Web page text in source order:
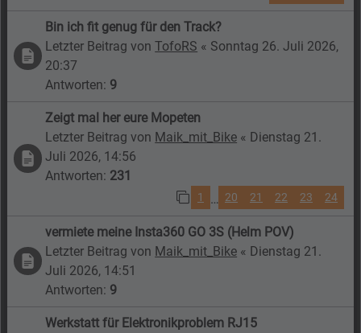
Bin ich fit genug für den Track?
Letzter Beitrag vonTofoRS « Sonntag 26. Juli 2026,
20:37
Antworten: 9
Zeigt mal her eure Mopeten
Letzter Beitrag von Maik_mit_Bike « Dienstag 21.
Juli 2026, 14:56
Antworten: 231
1 … 20 21 22 23 24
vermiete meine Insta360 GO 3S (Helm POV)
Letzter Beitrag von Maik_mit_Bike « Dienstag 21.
Juli 2026, 14:51
Antworten: 9
Werkstatt für Elektronikproblem RJ15